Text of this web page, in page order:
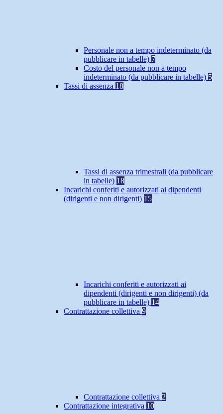
Personale non a tempo indeterminato (da
pubblicare in tabelle) 7
Costo del personale non a tempo
indeterminato (da pubblicare in tabelle) 5
Tassi di assenza 18
Tassi di assenza trimestrali (da pubblicare
in tabelle) 18
Incarichi conferiti e autorizzati ai dipendenti
(dirigenti e non dirigenti) 15
Incarichi conferiti e autorizzati ai
dipendenti (dirigenti e non dirigenti) (da
pubblicare in tabelle) 14
Contrattazione collettiva 9
Contrattazione collettiva 2
Contrattazione integrativa 10